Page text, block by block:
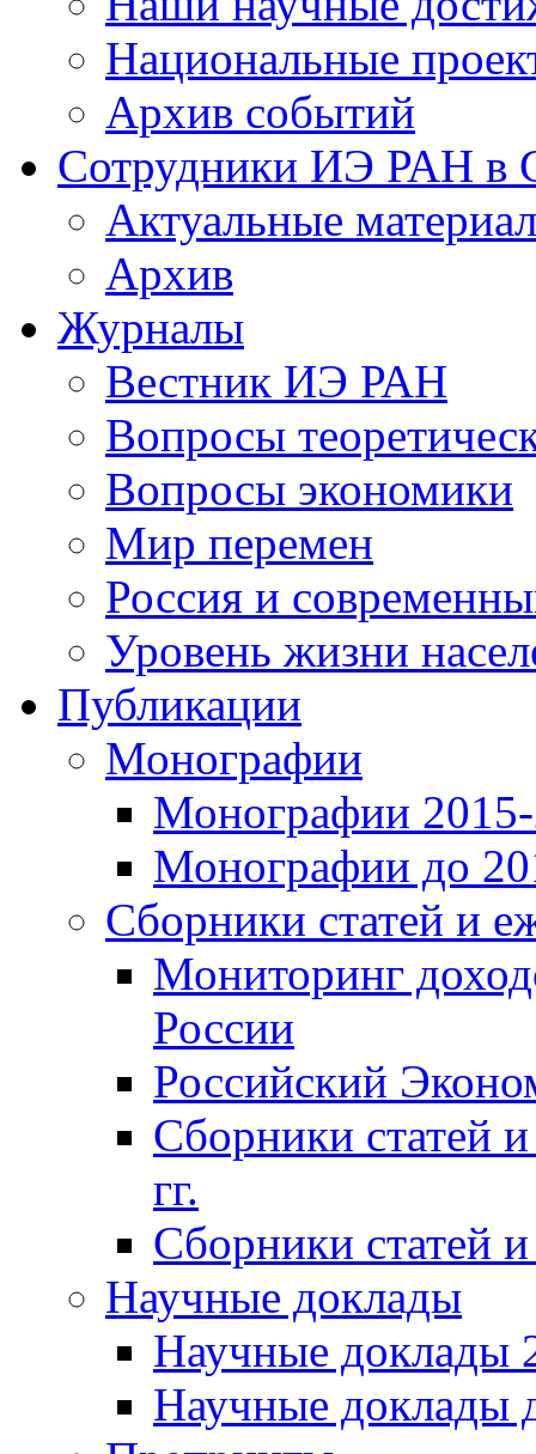
Национальные
Архив событий
Сотрудники ИЭ РАН
Актуальные
Архив
Журналы
Вестник ИЭ РАН
Вопросы
Вопросы экономики
Мир перемен
Россия и
Уровень жизни
Публикации
Монографии
Монографии 2015-
Монографии до
Сборники статей и
Мониторинг
России
Российский
Сборники статей
гг.
Сборники статей
Научные доклады
Научные доклады
Научные доклады